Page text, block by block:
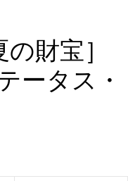
財宝］
ータス・